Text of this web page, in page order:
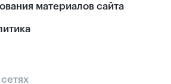
материалов сайта